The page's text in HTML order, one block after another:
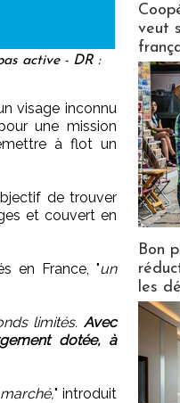
active - DR :
visage inconnu
une mission
à flot un
de trouver
et couvert en
en France, "un
limités. Avec
dotée, à
" introduit
veut
Bon
les